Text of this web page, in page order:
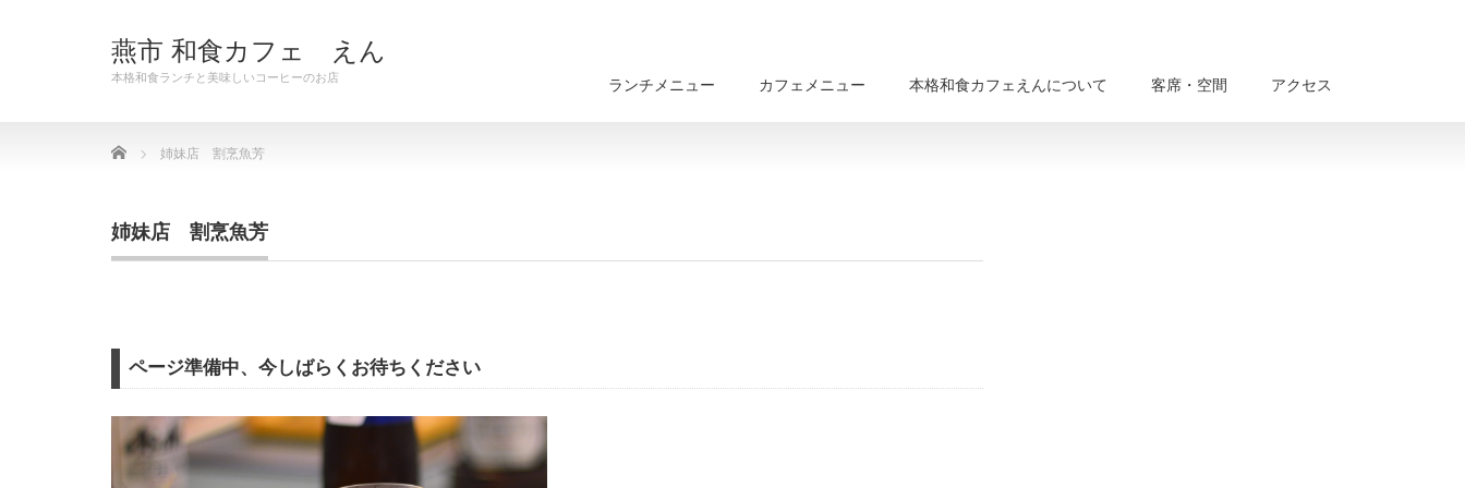
燕市 和食カフェ えん
本格和食ランチと美味しいコーヒーのお店 ランチメニュー カフェメニュー 本格和食カフェえんについて 客席・空間 アクセス
Home 姉妹店 割烹魚芳
姉妹店 割烹魚芳
ページ準備中、今しばらくお待ちください